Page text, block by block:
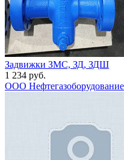
Задвижки ЗМС, ЗД, ЗДШ
1 234 руб.
ООО Нефтегазоборудование